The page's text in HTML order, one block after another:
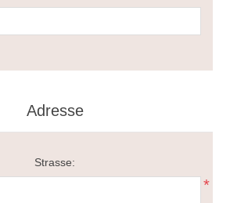
Adresse
Strasse:
*